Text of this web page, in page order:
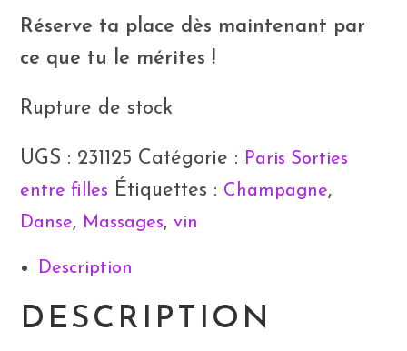
Réserve ta place dès maintenant par
ce que tu le mérites !
Rupture de stock
UGS : 231125 Catégorie : Paris Sorties
entre filles Étiquettes : Champagne,
Danse, Massages,vin
Description
DESCRIPTION